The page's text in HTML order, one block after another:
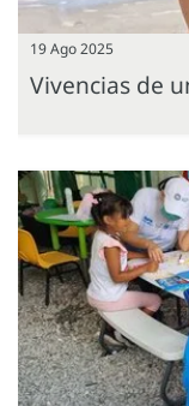
19 Ago 2025
Vivencias de